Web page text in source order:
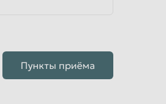
Пункты приёма